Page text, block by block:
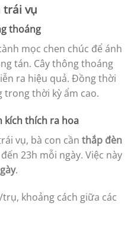
trái vụ
thoáng
mọc chen chúc để ánh
tán. Cây thông thoáng
ra hiệu quả. Đồng thời
trong thời kỳ ẩm cao.
kích thích ra hoa
vụ, bà con cần thắp đèn
23h mỗi ngày. Việc này
.
khoảng cách giữa các